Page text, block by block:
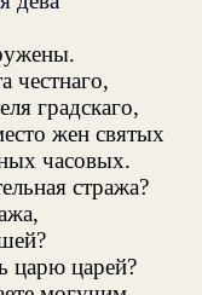
честнаго,
градскаго,
жен святых
часовых.
стража?
царю царей?